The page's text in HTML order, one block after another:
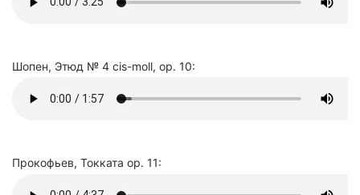
Шопен, Этюд № 4 cis-moll, op. 10:
Прокофьев, Токката op. 11: